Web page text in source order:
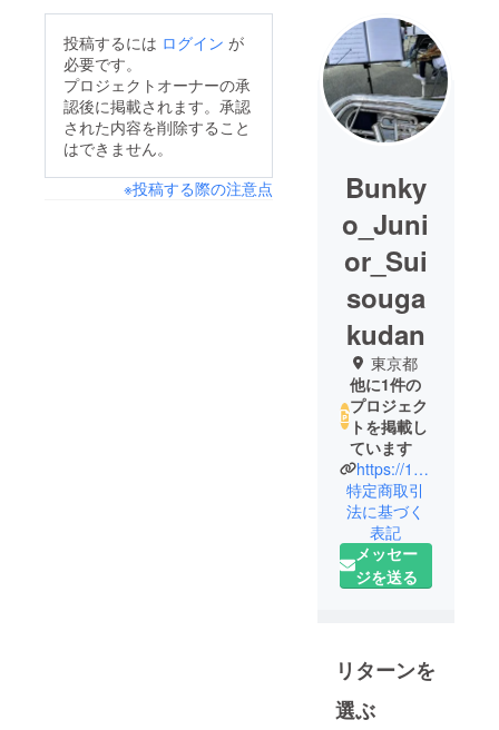
投稿するには ログイン が
必要です。
プロジェクトオーナーの承
認後に掲載されます。承認
された内容を削除すること
はできません。
※投稿する際の注意点
Bunky
o_Juni
or_Sui
souga
kudan
東京都
他に1件の
プロジェク
トを掲載し
ています
https://1974bjsbss.jp/
特定商取引
法に基づく
表記
メッセー
ジを送る
リターンを
選ぶ